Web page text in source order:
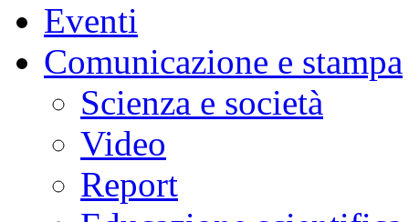
Eventi
Comunicazione e stampa
Scienza e società
Video
Report